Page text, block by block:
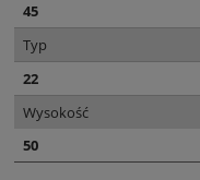
45
Typ
22
Wysokość
50